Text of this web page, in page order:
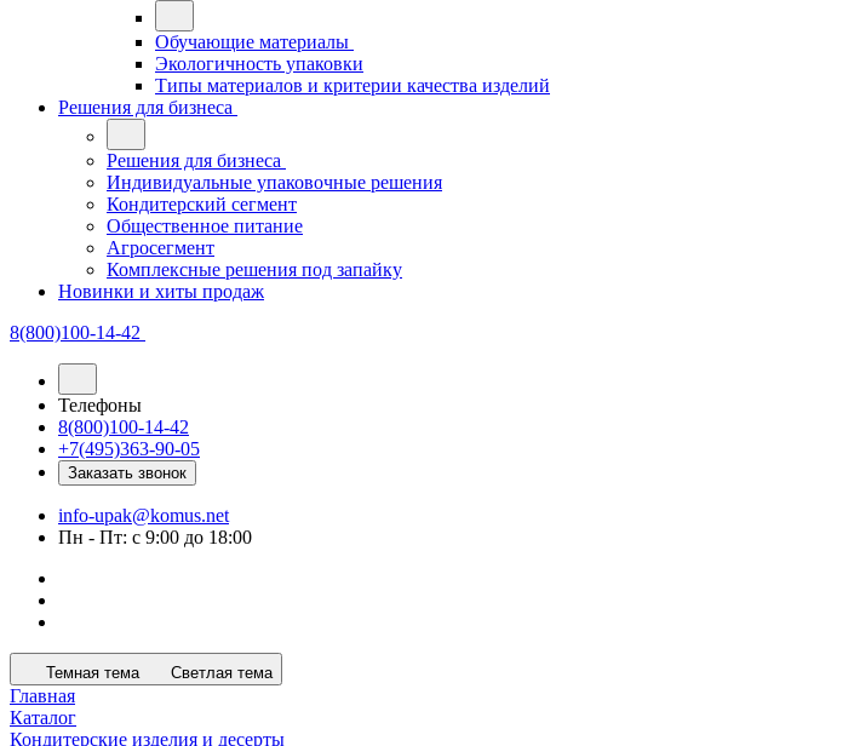
Обучающие материалы
Экологичность упаковки
Типы материалов и критерии качества изделий
Решения для бизнеса
Решения для бизнеса
Индивидуальные упаковочные решения
Кондитерский сегмент
Общественное питание
Агросегмент
Комплексные решения под запайку
Новинки и хиты продаж
8(800)100-14-42
Телефоны
8(800)100-14-42
+7(495)363-90-05
Заказать звонок
info-upak@komus.net
Пн - Пт: с 9:00 до 18:00
Темная тема Светлая тема
Главная
Каталог
Кондитерские изделия и десерты